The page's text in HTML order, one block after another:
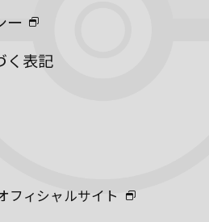
ー
く表記
フィシャルサイト